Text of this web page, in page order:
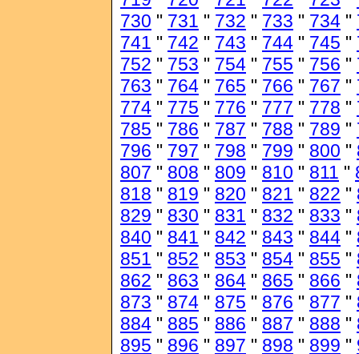
730 " 731 " 732 " 733 " 734 "
741 " 742 " 743 " 744 " 745 "
752 " 753 " 754 " 755 " 756 "
763 " 764 " 765 " 766 " 767 "
774 " 775 " 776 " 777 " 778 "
785 " 786 " 787 " 788 " 789 "
796 " 797 " 798 " 799 " 800 "
807 " 808 " 809 " 810 " 811 "
818 " 819 " 820 " 821 " 822 "
829 " 830 " 831 " 832 " 833 "
840 " 841 " 842 " 843 " 844 "
851 " 852 " 853 " 854 " 855 "
862 " 863 " 864 " 865 " 866 "
873 " 874 " 875 " 876 " 877 "
884 " 885 " 886 " 887 " 888 "
895 " 896 " 897 " 898 " 899 "